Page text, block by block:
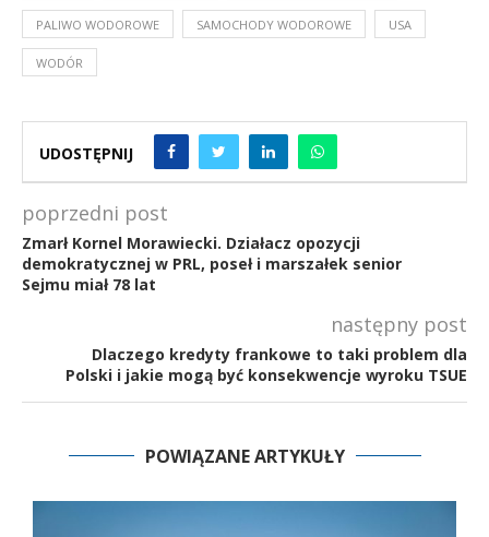
PALIWO WODOROWE SAMOCHODY WODOROWE USA
WODÓR
UDOSTĘPNIJ
poprzedni post
Zmarł Kornel Morawiecki. Działacz opozycji
demokratycznej w PRL, poseł i marszałek senior
Sejmu miał 78 lat
następny post
Dlaczego kredyty frankowe to taki problem dla
Polski i jakie mogą być konsekwencje wyroku TSUE
POWIĄZANE ARTYKUŁY